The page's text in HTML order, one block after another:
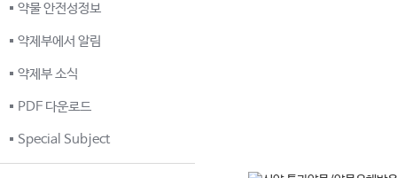
약물 안전성정보
약제부에서 알림
약제부 소식
PDF 다운로드
Special Subject